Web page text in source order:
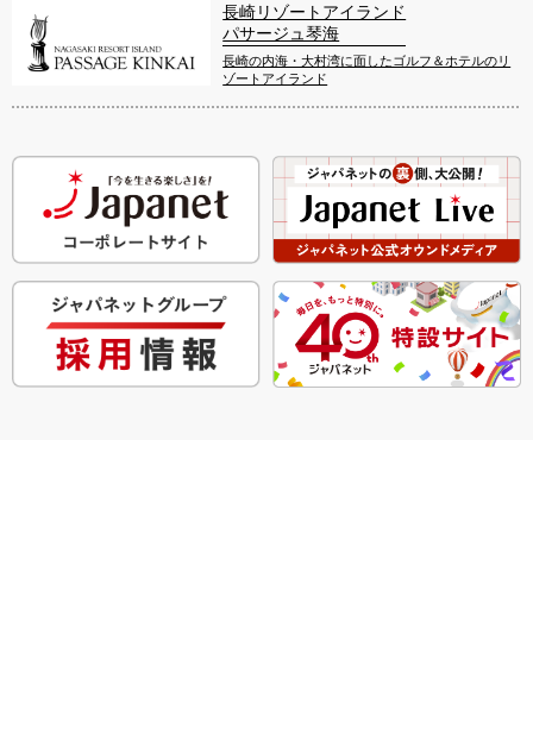
長崎リゾートアイランド
パサージュ琴海
長崎の内海・大村湾に面したゴルフ＆ホテルのリ
ゾートアイランド